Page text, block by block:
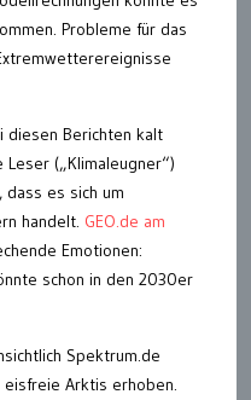
Probleme für das
diesen Berichten kalt
(„Klimaleugner“)
es sich um
handelt. GEO.de am
Emotionen:
schon in den 2030er
Spektrum.de
Arktis erhoben.